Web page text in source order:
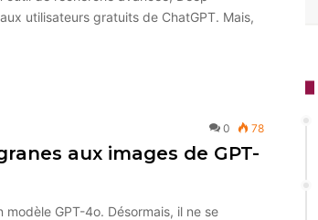
utilisateurs gratuits de ChatGPT. Mais,
0 78
aux images de GPT-
GPT-4o. Désormais, il ne se